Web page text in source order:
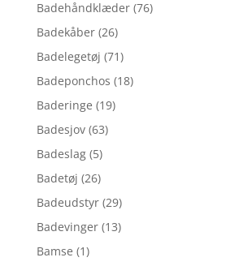
Badehåndklæder (76)
Badekåber (26)
Badelegetøj (71)
Badeponchos (18)
Baderinge (19)
Badesjov (63)
Badeslag (5)
Badetøj (26)
Badeudstyr (29)
Badevinger (13)
Bamse (1)